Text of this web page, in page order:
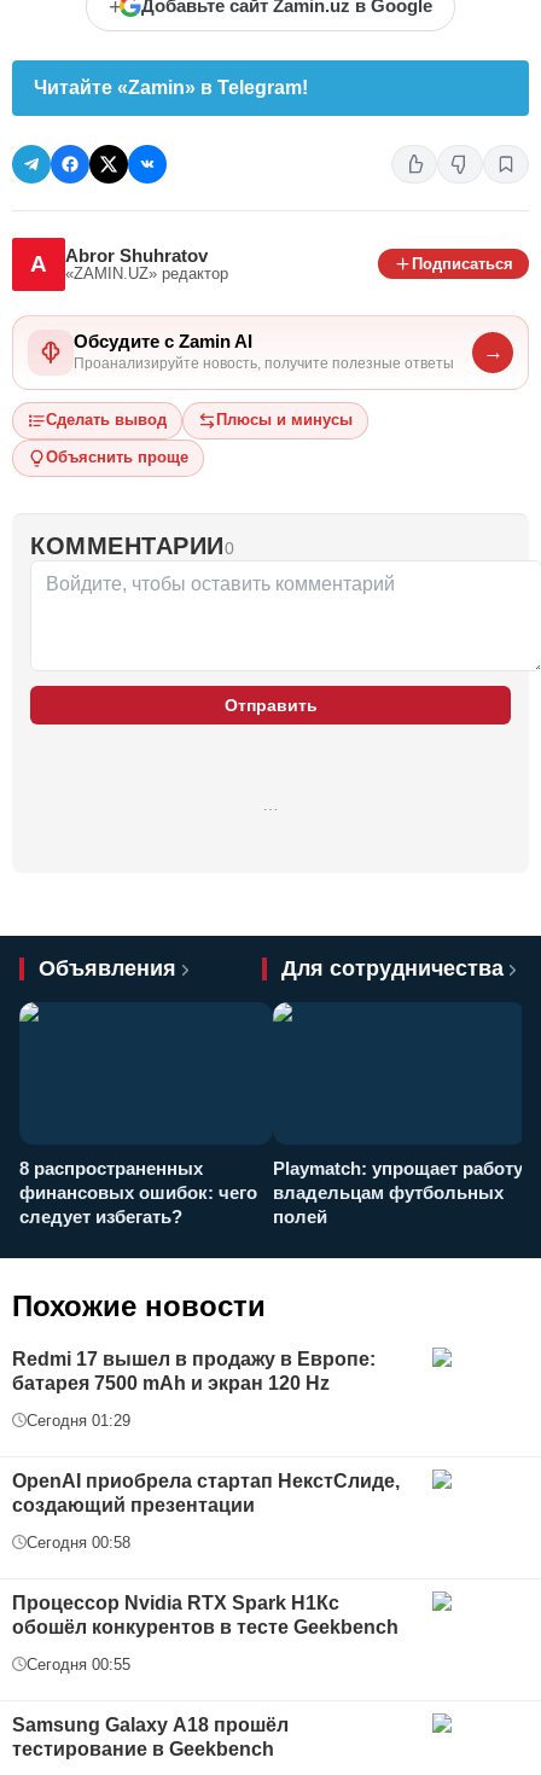
+ Добавьте сайт Zamin.uz в Google
Читайте «Zamin» в Telegram!
A Abror Shuhratov
«ZAMIN.UZ» редактор
Подписаться
Обсудите с Zamin AI
Проанализируйте новость, получите полезные ответы
→
Сделать вывод Плюсы и минусы
Объяснить проще
КОММЕНТАРИИ0
Отправить
Объявления Для сотрудничества
8 распространенных
финансовых ошибок: чего
следует избегать?
Playmatch: упрощает работу
владельцам футбольных
полей
Похожие новости
Redmi 17 вышел в продажу в Европе:
батарея 7500 mAh и экран 120 Hz
Сегодня 01:29
OpenAI приобрела стартап НекстСлиде,
создающий презентации
Сегодня 00:58
Процессор Nvidia RTX Spark Н1Кс
обошёл конкурентов в тесте Geekbench
Сегодня 00:55
Samsung Galaxy А18 прошёл
тестирование в Geekbench